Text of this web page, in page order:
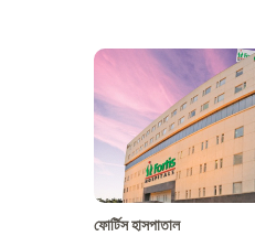
ফোর্টিস হাসপাতাল